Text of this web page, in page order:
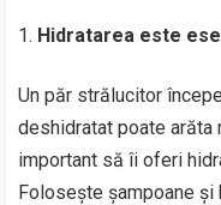
Hidratarea este
Un păr strălucitor
deshidratat poate
important să îi oferi
Folosește șampoane și